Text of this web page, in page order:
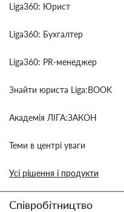
Liga360: Юрист
Liga360: Бухгалтер
Liga360: PR-менеджер
Знайти юриста Liga:BOOK
Академія ЛІГА:ЗАКОН
Теми в центрі уваги
Усі рішення і продукти
Співробітництво